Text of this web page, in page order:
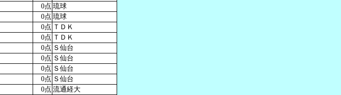
0点 琉球
0点 琉球
0点 ＴＤＫ
0点 ＴＤＫ
0点 Ｓ仙台
0点 Ｓ仙台
0点 Ｓ仙台
0点 Ｓ仙台
0点 流通経大